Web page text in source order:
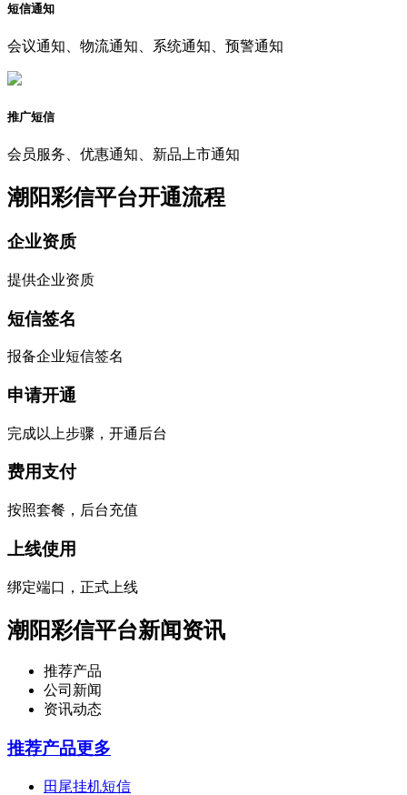
短信通知
会议通知、物流通知、系统通知、预警通知
推广短信
会员服务、优惠通知、新品上市通知
潮阳彩信平台开通流程
企业资质
提供企业资质
短信签名
报备企业短信签名
申请开通
完成以上步骤，开通后台
费用支付
按照套餐，后台充值
上线使用
绑定端口，正式上线
潮阳彩信平台新闻资讯
推荐产品
公司新闻
资讯动态
推荐产品更多
田尾挂机短信